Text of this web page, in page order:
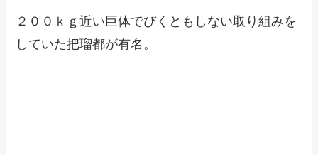
２００ｋｇ近い巨体でびくともしない取り組みを
していた把瑠都が有名。